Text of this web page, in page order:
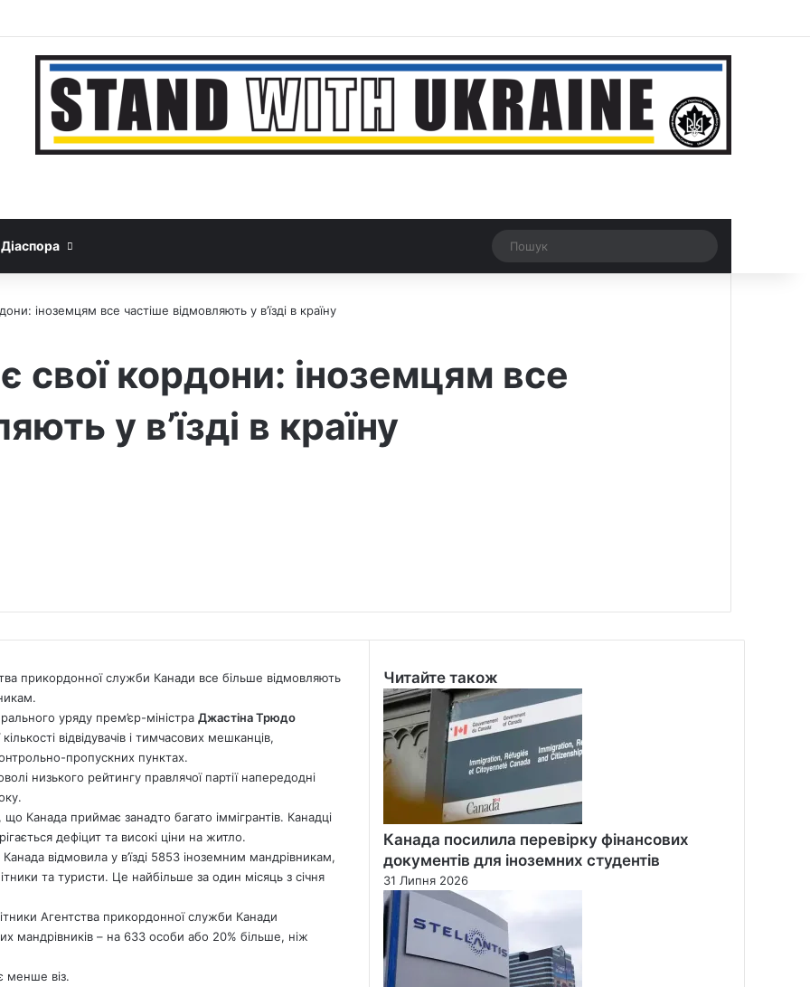
Google News
Threads
Діаспора Рандомна новина
Switch skin
іноземцям все частіше відмовляють у в’їзді в країну
свої кордони: іноземцям все
у в’їзді в країну
прикордонної служби Канади все більше відмовляють
уряду прем’єр-міністра Джастіна Трюдо
відвідувачів і тимчасових мешканців,
пропускних пунктах.
низького рейтингу правлячої партії напередодні
що Канада приймає занадто багато іммігрантів. Канадці
дефіцит та високі ціни на житло.
відмовила у в’їзді 5853 іноземним мандрівникам,
та туристи. Це найбільше за один місяць з січня
Агентства прикордонної служби Канади
мандрівників – на 633 особи або 20% більше, ніж
менше віз.
Читайте також
Close
Канада посилила перевірку фінансових
документів для іноземних студентів
31 Липня 2026